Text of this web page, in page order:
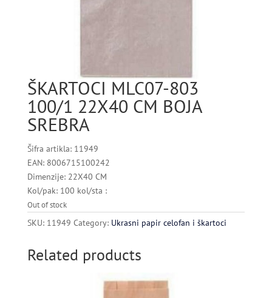
ŠKARTOCI MLC07-803
100/1 22X40 CM BOJA
SREBRA
Šifra artikla: 11949
EAN: 8006715100242
Dimenzije: 22X40 CM
Kol/pak: 100 kol/sta :
Out of stock
SKU: 11949 Category: Ukrasni papir celofan i škartoci
Related products